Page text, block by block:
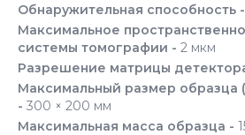
Обнаружительная способность -
Максимальное
системы томографии - 2 мкм
Разрешение матрицы
Максимальный размер образца
- 300 × 200 мм
Максимальная масса образца -